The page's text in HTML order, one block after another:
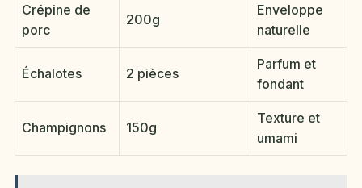
Crépine de
porc
200g
Enveloppe
naturelle
Échalotes 2 pièces
Parfum et
fondant
Champignons 150g
Texture et
umami